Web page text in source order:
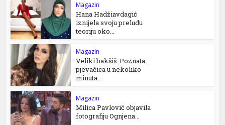
Magazin
Hana Hadžiavdagić
iznijela svoju preludu
teoriju oko...
Magazin
Veliki bakšiš: Poznata
pjevačica u nekoliko
minuta...
Magazin
Milica Pavlović objavila
fotografiju Ognjena...